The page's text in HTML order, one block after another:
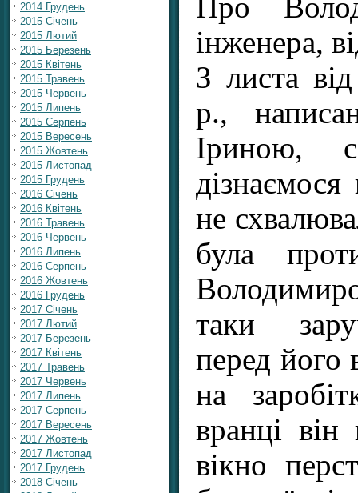
2014 Грудень
2015 Січень
2015 Лютий
2015 Березень
2015 Квітень
2015 Травень
2015 Червень
2015 Липень
2015 Серпень
2015 Вересень
2015 Жовтень
2015 Листопад
2015 Грудень
2016 Січень
2016 Квітень
2016 Травень
2016 Червень
2016 Липень
2016 Серпень
2016 Жовтень
2016 Грудень
2017 Січень
2017 Лютий
2017 Березень
2017 Квітень
2017 Травень
2017 Червень
2017 Липень
2017 Серпень
2017 Вересень
2017 Жовтень
2017 Листопад
2017 Грудень
2018 Січень
Про
інженера,
З листа
р.,
Іриною,
не
була
таки
перед його
на
вранці він
вікно